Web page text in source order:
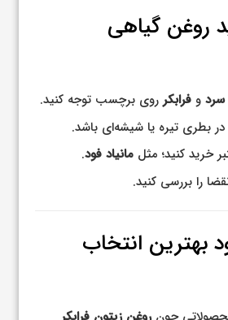
روغن گیاهی
و فرابکرروی برچسب توجه کنید.
در بطری تیره یا شیشه‌ای باشد.
خرید کنید؛ مثل مانیاد فود.
را بررسی کنید.
بهترین انتخاب